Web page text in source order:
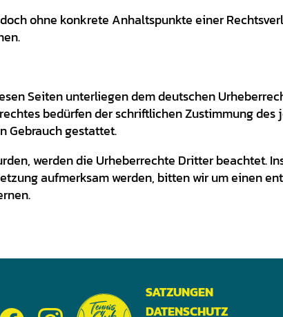
ohne konkrete Anhaltspunkte einer
Seiten unterliegen dem deutschen
bedürfen der schriftlichen Zustimmung des
Gebrauch gestattet.
werden die Urheberrechte Dritter beachtet.
aufmerksam werden, bitten wir um einen
SATZUNGEN
DATENSCHUTZ